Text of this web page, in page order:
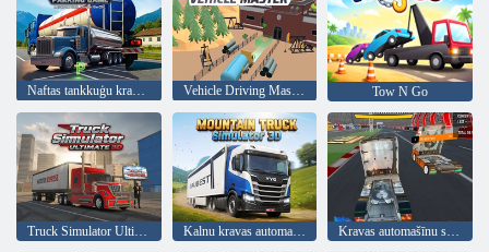
Naftas tankkuģu kravas automašīnu novietošanas spēle Vehicle Driving Master spēle Tow N Go
Truck Simulator Ultimate 3D Kalnu kravas automašīnu simulators 3D Kravas automašīnu sacīkstes